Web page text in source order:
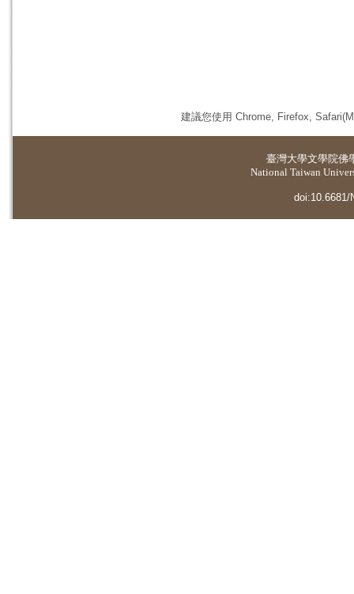
建議您使用 Chrome, Firefox,
臺灣大學文學院佛
National Taiwan
doi:10.6681/